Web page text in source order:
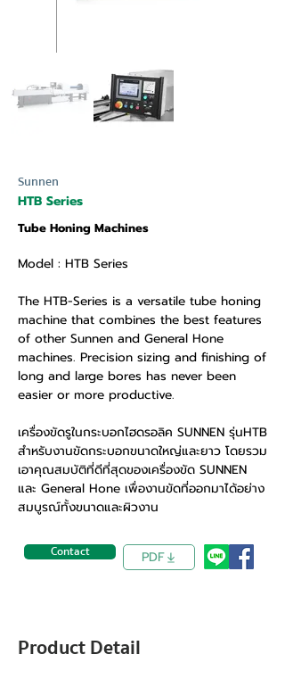
Sunnen
HTB Series
Tube Honing Machines
Model : HTB Series
The HTB-Series is a versatile tube honing
machine that combines the best features
of other Sunnen and General Hone
machines. Precision sizing and finishing of
long and large bores has never been
easier or more productive.
เครื่องขัดรูในกระบอกไฮดรอลิค SUNNEN รุ่นHTB
สำหรับงานขัดกระบอกขนาดใหญ่และยาว โดยรวม
เอาคุณสมบัติที่ดีที่สุดของเครื่องขัด SUNNEN
และ General Hone เพื่องานขัดที่ออกมาได้อย่าง
สมบูรณ์ทั้งขนาดและผิวงาน
Contact PDF
Product Detail